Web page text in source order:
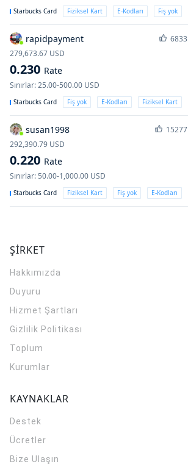
Starbucks Card Fiziksel Kart E-Kodları Fiş yok
rapidpayment 6833
279,673.67 USD
0.230 Rate
Sınırlar:25.00-500.00 USD
Starbucks Card Fiş yok E-Kodları Fiziksel Kart
susan1998 15277
292,390.79 USD
0.220 Rate
Sınırlar:50.00-1,000.00 USD
Starbucks Card Fiziksel Kart Fiş yok E-Kodları
ŞİRKET
Hakkımızda
Duyuru
Hizmet Şartları
Gizlilik Politikası
Toplum
Kurumlar
KAYNAKLAR
Destek
Ücretler
Bize Ulaşın